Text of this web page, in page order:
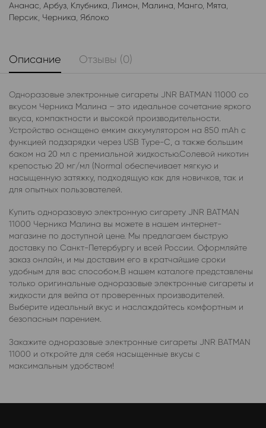
Ананас Арбуз Клубника Лимон Малина Манго Мята
Персик Черника Яблоко
Описание Отзывы (0)
Одноразовые электронные сигареты JNR BATMAN 11000 со
вкусом Черника Малина – это идеальное сочетание яркого
вкуса, компактности и высокой производительности.
Устройство оснащено емким аккумулятором на 850 mAh с
функцией подзарядки через USB Type-C, а также большим
баком на 20 мл с премиальной жидкостью.Солевой никотин
крепостью 20 мг/мл (Normal обеспечивает мягкую и
насыщенную затяжку, подходящую как для новичков, так и
для опытных пользователей.
Купить одноразовую электронную сигарету JNR BATMAN
11000 Черника Малина вы можете в нашем интернет-
магазине по доступной цене. Мы предлагаем быструю
доставку по Санкт-Петербургу и всей России. Оформляйте
заказ онлайн, и мы доставим его в кратчайшие сроки
удобным для вас способом.В нашем каталоге представлены
только оригинальные одноразовые электронные сигареты и
жидкости для вейпа от проверенных производителей.
Выберите идеальный вкус и наслаждайтесь комфортным и
безопасным парением.
Закажите одноразовые электронные сигареты JNR BATMAN
11000 и откройте для себя насыщенные вкусы с
максимальным удобством!